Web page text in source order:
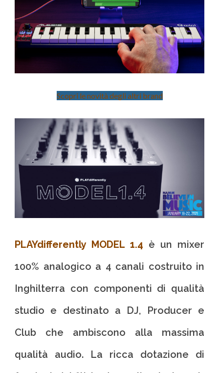
Scopri le novità degli altri brand
PLAYdifferently MODEL 1.4 è un mixer
100% analogico a 4 canali costruito in
Inghilterra con componenti di qualità
studio e destinato a DJ, Producer e
Club che ambiscono alla massima
qualità audio. La ricca dotazione di